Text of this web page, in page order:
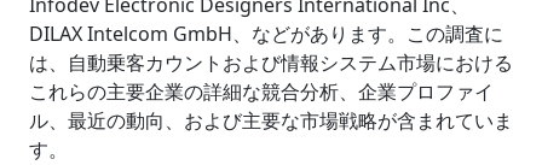
DILAX Intelcom GmbH、などがあります。この調査に
は、自動乗客カウントおよび情報システム市場における
これらの主要企業の詳細な競合分析、企業プロファイ
ル、最近の動向、および主要な市場戦略が含まれていま
す。